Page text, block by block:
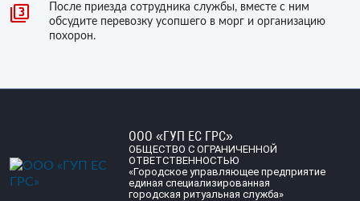
После приезда сотрудника службы, вместе с ним
обсудите перевозку усопшего в морг и организацию
похорон.
ООО «ГУП ЕС ГРС»
ОБЩЕСТВО С ОГРАНИЧЕННОЙ
ОТВЕТСТВЕННОСТЬЮ
«Городское управляющее предприятие
единая специализированная
городская ритуальная служба»